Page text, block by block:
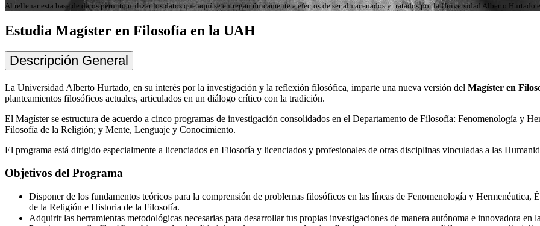
Al rellenar esta base de datos permito utilizar los datos que aquí se entregan únicamente a efectos de ser almacenados y tratados por la Universidad Alberto Hurtado
Estudia Magíster en Filosofía en la UAH
Descripción General
La Universidad Alberto Hurtado, en su interés por la investigación y la reflexión filosófica, imparte una nueva versión del Magíster en
planteamientos filosóficos actuales, articulados en un diálogo crítico con la tradición.
El Magíster se estructura de acuerdo a cinco programas de investigación consolidados en el Departamento de Filosofía: Fenomenología y
Filosofía de la Religión; y Mente, Lenguaje y Conocimiento.
El programa está dirigido especialmente a licenciados en Filosofía y licenciados y profesionales de otras disciplinas vinculadas a las
Objetivos del Programa
Disponer de los fundamentos teóricos para la comprensión de problemas filosóficos en las líneas de Fenomenología y
de la Religión e Historia de la Filosofía.
Adquirir las herramientas metodológicas necesarias para desarrollar tus propias investigaciones de manera autónoma e innovadora en